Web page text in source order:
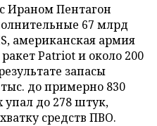
Ираном Пентагон
67 млрд
американская армия
Patriot и около 200
запасы
до примерно 830
упал до 278 штук,
средств ПВО.